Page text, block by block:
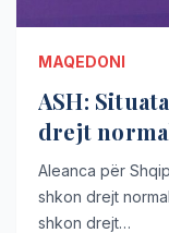
MAQEDONI
ASH:
drejt
Aleanca për
shkon drejt
shkon drejt…